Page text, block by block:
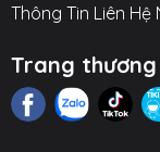
Thông Tin Liên Hệ
Trang